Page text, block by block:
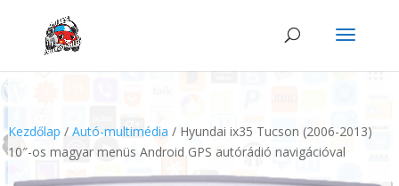
Kezdőlap / Autó-multimédia / Hyundai ix35 Tucson (2006-2013)
10″-os magyar menüs Android GPS autórádió navigációval